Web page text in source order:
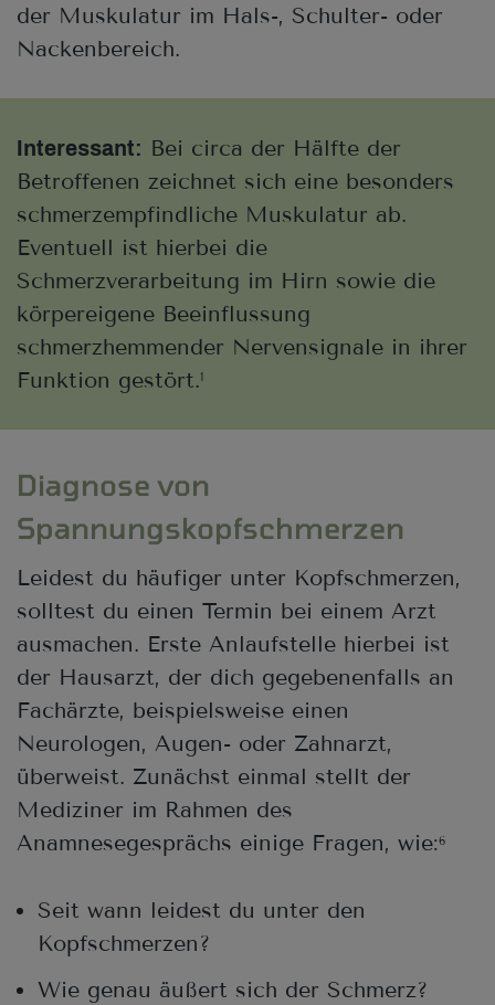
der Muskulatur im Hals-, Schulter- oder
Nackenbereich.
Interessant: Bei circa der Hälfte der
Betroffenen zeichnet sich eine besonders
schmerzempfindliche Muskulatur ab.
Eventuell ist hierbei die
Schmerzverarbeitung im Hirn sowie die
körpereigene Beeinflussung
schmerzhemmender Nervensignale in ihrer
Funktion gestört.1
Diagnose von
Spannungskopfschmerzen
Leidest du häufiger unter Kopfschmerzen,
solltest du einen Termin bei einem Arzt
ausmachen. Erste Anlaufstelle hierbei ist
der Hausarzt, der dich gegebenenfalls an
Fachärzte, beispielsweise einen
Neurologen, Augen- oder Zahnarzt,
überweist. Zunächst einmal stellt der
Mediziner im Rahmen des
Anamnesegesprächs einige Fragen, wie:6
Seit wann leidest du unter den
Kopfschmerzen?
Wie genau äußert sich der Schmerz?